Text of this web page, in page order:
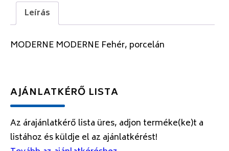
Leírás
MODERNE MODERNE Fehér, porcelán
AJÁNLATKÉRŐ LISTA
Az árajánlatkérő lista üres, adjon terméke(ke)t a
listához és küldje el az ajánlatkérést!